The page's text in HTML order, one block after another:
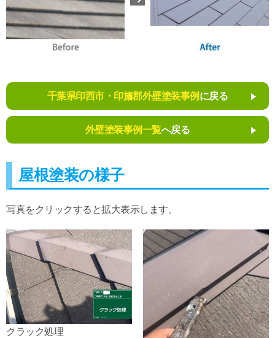
千葉県印西市・印旛郡外壁塗装事例 に戻る
外壁塗装事例一覧へ戻る
屋根塗装の様子
写真をクリックすると拡大表示します。
クラック処理